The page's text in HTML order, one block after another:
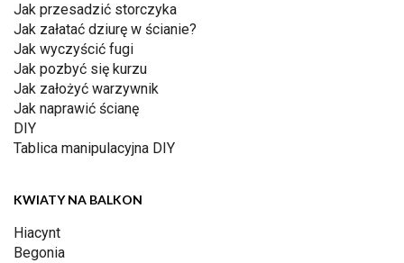
Jak przesadzić storczyka
Jak załatać dziurę w ścianie?
Jak wyczyścić fugi
Jak pozbyć się kurzu
Jak założyć warzywnik
Jak naprawić ścianę
DIY
Tablica manipulacyjna DIY
KWIATY NA BALKON
Hiacynt
Begonia